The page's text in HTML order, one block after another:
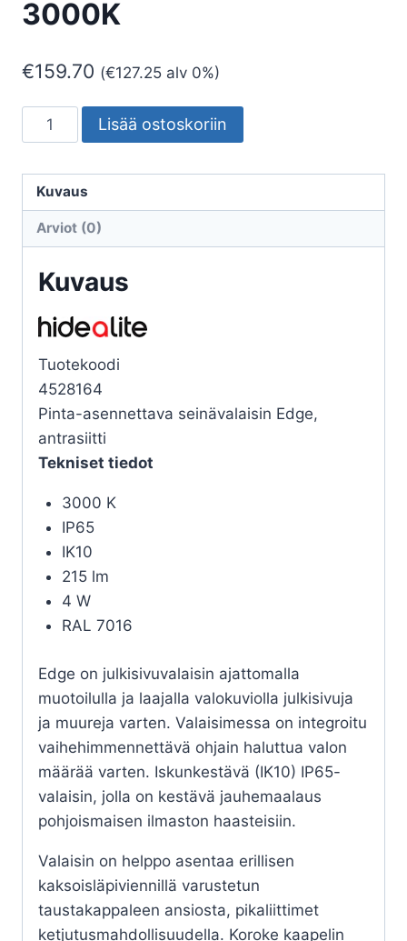
3000K
€159.70 (€127.25 alv 0%)
SEINÄVALAISIN
ULKO
ANTRASIITTI
3000K
Lisää ostoskoriin
Kuvaus
Arviot (0)
Kuvaus
Tuotekoodi
4528164
Pinta-asennettava seinävalaisin Edge,
antrasiitti
Tekniset tiedot
3000 K
IP65
IK10
215 lm
4 W
RAL 7016
Edge on julkisivuvalaisin ajattomalla
muotoilulla ja laajalla valokuviolla julkisivuja
ja muureja varten. Valaisimessa on integroitu
vaihehimmennettävä ohjain haluttua valon
määrää varten. Iskunkestävä (IK10) IP65-
valaisin, jolla on kestävä jauhemaalaus
pohjoismaisen ilmaston haasteisiin.
Valaisin on helppo asentaa erillisen
kaksoisläpiviennillä varustetun
taustakappaleen ansiosta, pikaliittimet
ketjutusmahdollisuudella. Koroke kaapelin